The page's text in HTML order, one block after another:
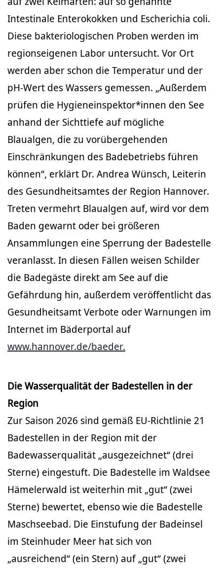
Intestinale Enterokokken und Escherichia coli.
Diese bakteriologischen Proben werden im
regionseigenen Labor untersucht. Vor Ort
werden aber schon die Temperatur und der
pH-Wert des Wassers gemessen. „Außerdem
prüfen die Hygieneinspektor*innen den See
anhand der Sichttiefe auf mögliche
Blaualgen, die zu vorübergehenden
Einschränkungen des Badebetriebs führen
können“, erklärt Dr. Andrea Wünsch, Leiterin
des Gesundheitsamtes der Region Hannover.
Treten vermehrt Blaualgen auf, wird vor dem
Baden gewarnt oder bei größeren
Ansammlungen eine Sperrung der Badestelle
veranlasst. In diesen Fällen weisen Schilder
die Badegäste direkt am See auf die
Gefährdung hin, außerdem veröffentlicht das
Gesundheitsamt Verbote oder Warnungen im
Internet im Bäderportal auf
www.hannover.de/baeder.
Die Wasserqualität der Badestellen in der
Region
Zur Saison 2026 sind gemäß EU-Richtlinie 21
Badestellen in der Region mit der
Badewasserqualität „ausgezeichnet“ (drei
Sterne) eingestuft. Die Badestelle im Waldsee
Hämelerwald ist weiterhin mit „gut“ (zwei
Sterne) bewertet, ebenso wie die Badestelle
Maschseebad. Die Einstufung der Badeinsel
im Steinhuder Meer hat sich von
„ausreichend“ (ein Stern) auf „gut“ (zwei